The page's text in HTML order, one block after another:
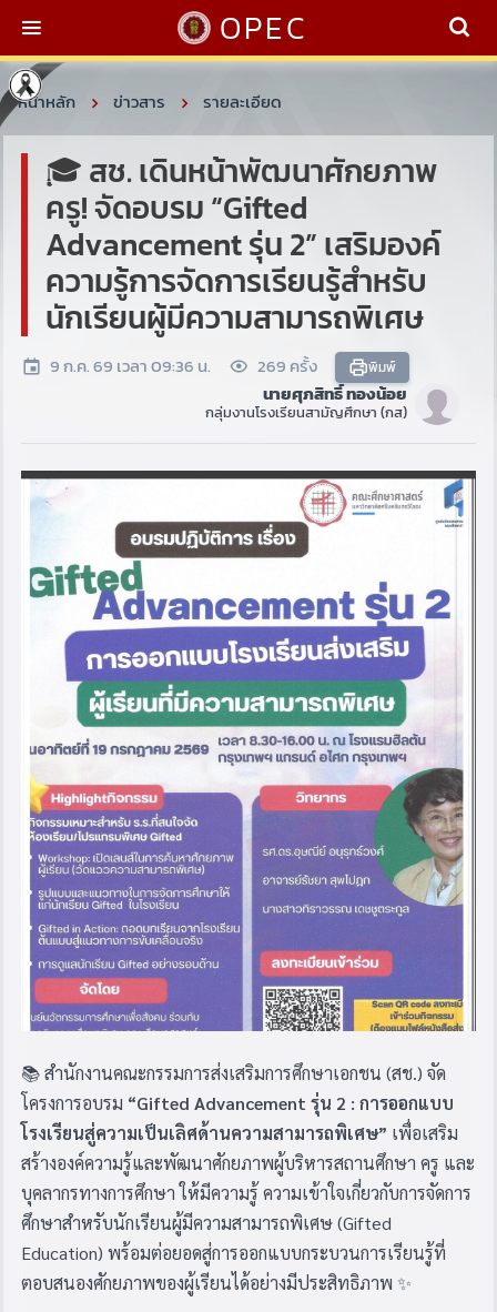
OPEC
หน้าหลัก ข่าวสาร รายละเอียด
🎓 สช. เดินหน้าพัฒนาศักยภาพ
ครู! จัดอบรม “Gifted
Advancement รุ่น 2” เสริมองค์
ความรู้การจัดการเรียนรู้สำหรับ
นักเรียนผู้มีความสามารถพิเศษ
9 ก.ค. 69 เวลา 09:36 น. 269 ครั้ง พิมพ์
นายศุภสิทธิ์ ทองน้อย
กลุ่มงานโรงเรียนสามัญศึกษา (กส)
📚 สำนักงานคณะกรรมการส่งเสริมการศึกษาเอกชน (สช.) จัด
โครงการอบรม “Gifted Advancement รุ่น 2 : การออกแบบ
โรงเรียนสู่ความเป็นเลิศด้านความสามารถพิเศษ” เพื่อเสริม
สร้างองค์ความรู้และพัฒนาศักยภาพผู้บริหารสถานศึกษา ครู และ
บุคลากรทางการศึกษา ให้มีความรู้ ความเข้าใจเกี่ยวกับการจัดการ
ศึกษาสำหรับนักเรียนผู้มีความสามารถพิเศษ (Gifted
Education) พร้อมต่อยอดสู่การออกแบบกระบวนการเรียนรู้ที่
ตอบสนองศักยภาพของผู้เรียนได้อย่างมีประสิทธิภาพ ✨